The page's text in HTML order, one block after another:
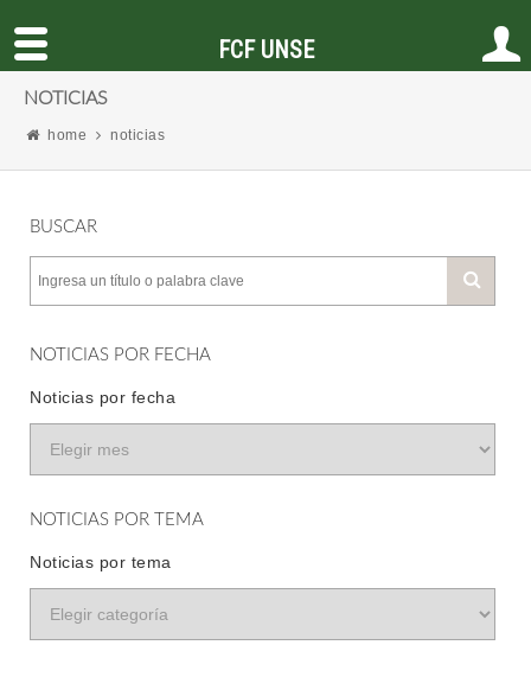
NOTICIAS
home noticias
BUSCAR
NOTICIAS POR FECHA
Noticias por fecha
NOTICIAS POR TEMA
Noticias por tema
FCF UNSE